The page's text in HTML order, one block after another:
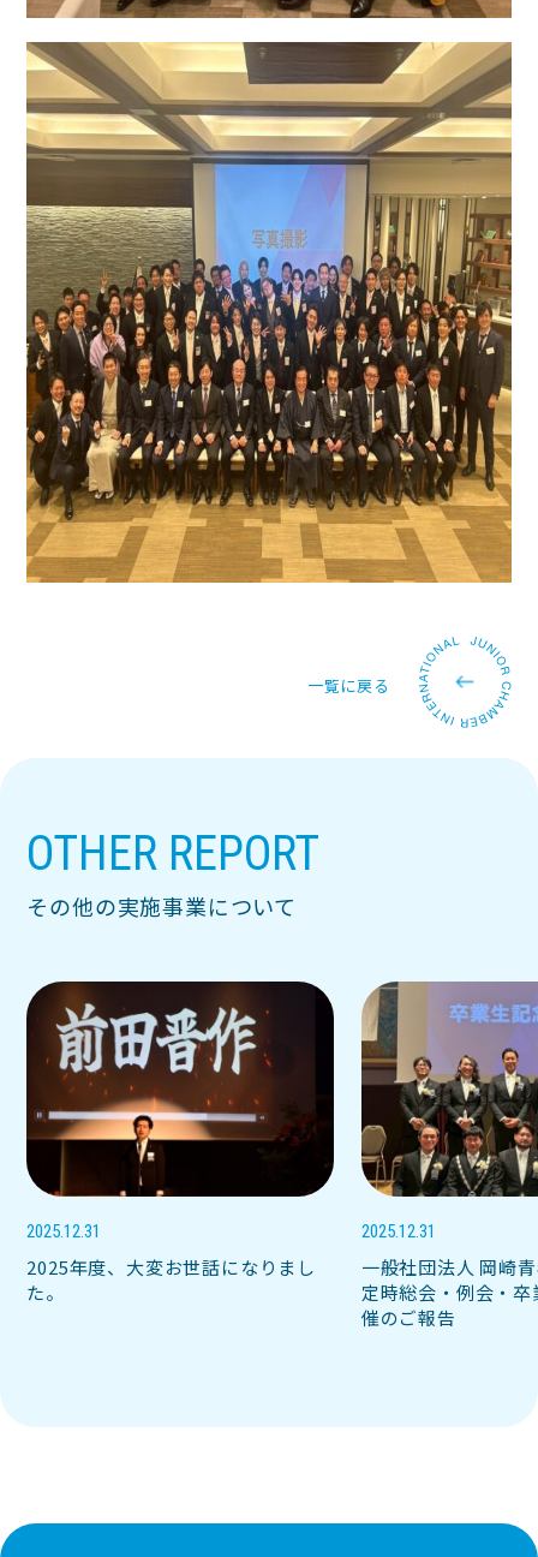
一覧に戻る
OTHER REPORT
その他の実施事業について
2025.12.31
2025年度、大変お世話になりまし
た。
2025.12.31
一般社団法人 岡崎
定時総会・例会・
催のご報告